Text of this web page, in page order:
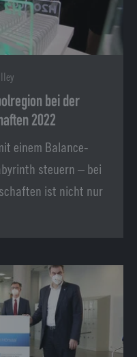
bei der
2022
einem Balance-
steuern – bei
ist nicht nur